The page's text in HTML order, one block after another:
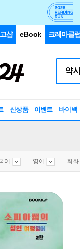
샵 eBook 크레마클럽
신상품 이벤트 바이백
어 영어 회화